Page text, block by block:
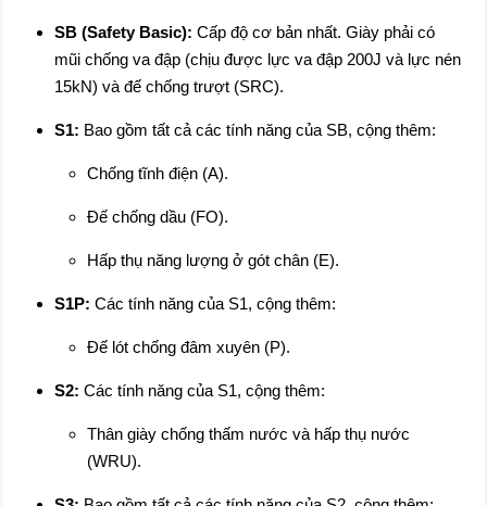
SB (Safety Basic): Cấp độ cơ bản nhất. Giày phải có
mũi chống va đập (chịu được lực va đập 200J và lực nén
15kN) và đế chống trượt (SRC).
S1: Bao gồm tất cả các tính năng của SB, cộng thêm:
Chống tĩnh điện (A).
Đế chống dầu (FO).
Hấp thụ năng lượng ở gót chân (E).
S1P: Các tính năng của S1, cộng thêm:
Đế lót chống đâm xuyên (P).
S2: Các tính năng của S1, cộng thêm:
Thân giày chống thấm nước và hấp thụ nước
(WRU).